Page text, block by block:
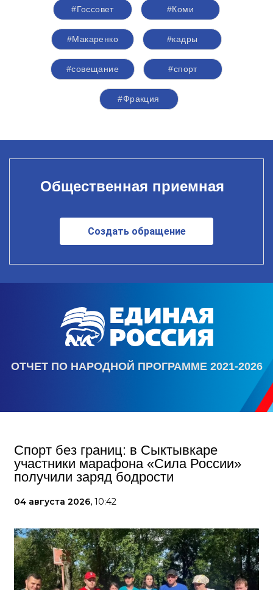
#Госсовет #Коми
#Макаренко #кадры
#совещание #спорт
#Фракция
Общественная приемная
Создать обращение
ОТЧЕТ ПО НАРОДНОЙ ПРОГРАММЕ 2021-2026
Спорт без границ: в Сыктывкаре
участники марафона «Сила России»
получили заряд бодрости
04 августа 2026, 10:42